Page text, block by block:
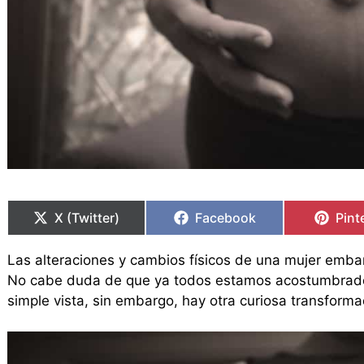
en
X (Twitter)
en
Facebook
en
Las alteraciones y cambios físicos de una mujer
No cabe duda de que ya todos estamos
simple vista, sin embargo, hay otra curiosa
en
en
en